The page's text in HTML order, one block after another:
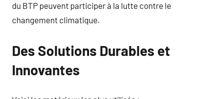
du BTP peuvent participer à la lutte contre le
changement climatique.
Des Solutions Durables et
Innovantes